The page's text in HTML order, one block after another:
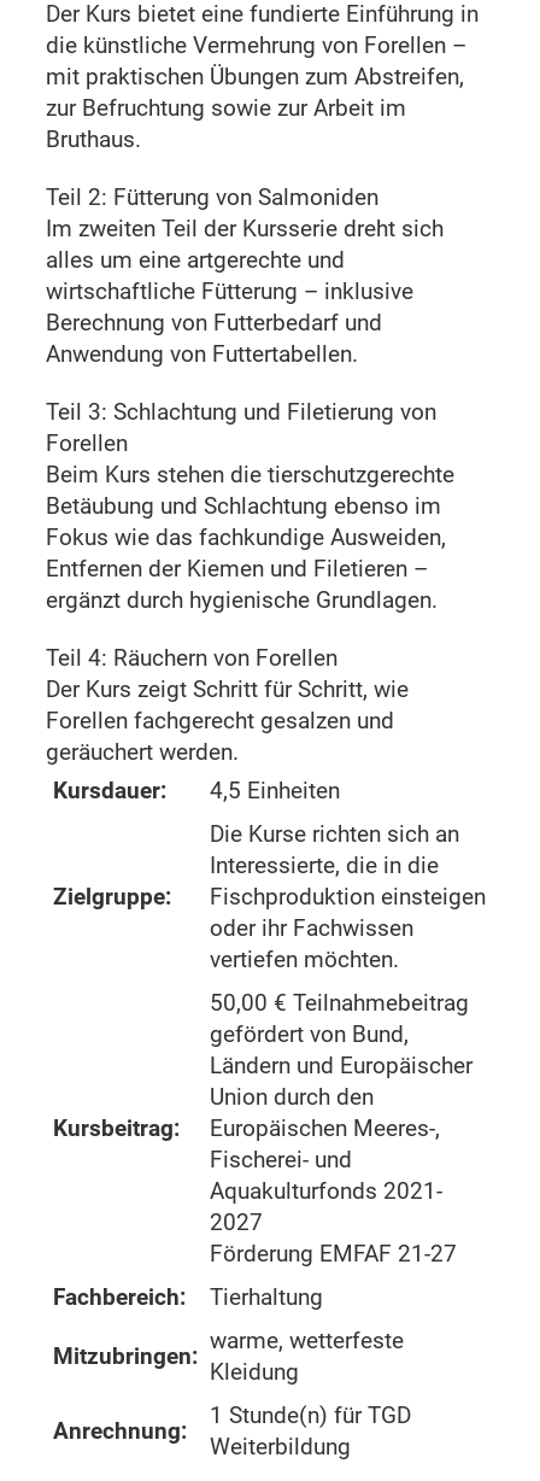
Der Kurs bietet eine fundierte Einführung in
die künstliche Vermehrung von Forellen –
mit praktischen Übungen zum Abstreifen,
zur Befruchtung sowie zur Arbeit im
Bruthaus.
Teil 2: Fütterung von Salmoniden
Im zweiten Teil der Kursserie dreht sich
alles um eine artgerechte und
wirtschaftliche Fütterung – inklusive
Berechnung von Futterbedarf und
Anwendung von Futtertabellen.
Teil 3: Schlachtung und Filetierung von
Forellen
Beim Kurs stehen die tierschutzgerechte
Betäubung und Schlachtung ebenso im
Fokus wie das fachkundige Ausweiden,
Entfernen der Kiemen und Filetieren –
ergänzt durch hygienische Grundlagen.
Teil 4: Räuchern von Forellen
Der Kurs zeigt Schritt für Schritt, wie
Forellen fachgerecht gesalzen und
geräuchert werden.
Kursdauer:
4,5 Einheiten
Zielgruppe:
Die Kurse richten sich an
Interessierte, die in die
Fischproduktion einsteigen
oder ihr Fachwissen
vertiefen möchten.
Kursbeitrag:
50,00 € Teilnahmebeitrag
gefördert von Bund,
Ländern und Europäischer
Union durch den
Europäischen Meeres-,
Fischerei- und
Aquakulturfonds 2021-
2027
Förderung EMFAF 21-27
Fachbereich:
Tierhaltung
Mitzubringen:
warme, wetterfeste
Kleidung
Anrechnung:
1 Stunde(n) für TGD
Weiterbildung